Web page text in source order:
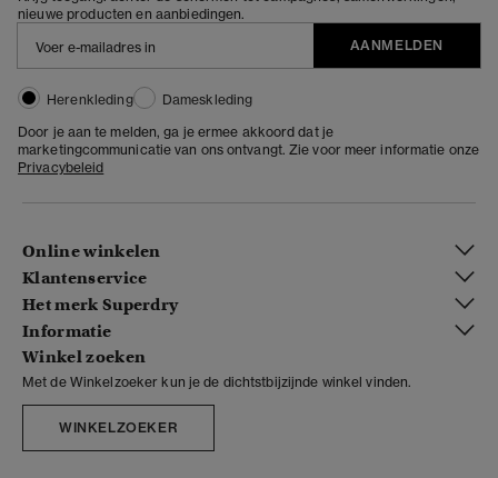
nieuwe producten en aanbiedingen.
AANMELDEN
Herenkleding
Dameskleding
Door je aan te melden, ga je ermee akkoord dat je
marketingcommunicatie van ons ontvangt. Zie voor meer informatie onze
Privacybeleid
Online winkelen
Klantenservice
Het merk Superdry
Informatie
Winkel zoeken
Met de Winkelzoeker kun je de dichtstbijzijnde winkel vinden.
WINKELZOEKER